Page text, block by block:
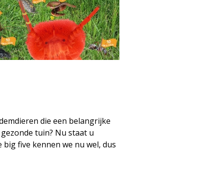
die een belangrijke
tuin? Nu staat u
five kennen we nu wel, dus